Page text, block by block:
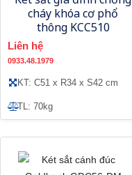
cháy khóa cơ phổ
thông KCC510
Liên hệ
0933.48.1979
KT: C51 x R34 x S42 cm
TL: 70kg